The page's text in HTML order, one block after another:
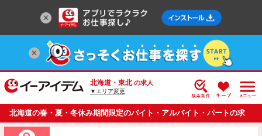
北海道・東北 の求人
▼エリア変更
北海道の春・夏・冬休み期間限定のバイト・アルバイト・パートの求
人情報一覧